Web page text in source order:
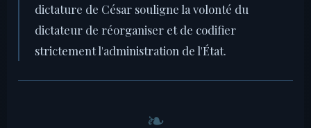
dictature de César souligne la volonté du
dictateur de réorganiser et de codifier
strictement l'administration de l'État.